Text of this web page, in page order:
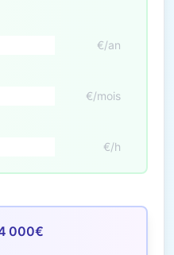
€/an
€/mois
€/h
000€